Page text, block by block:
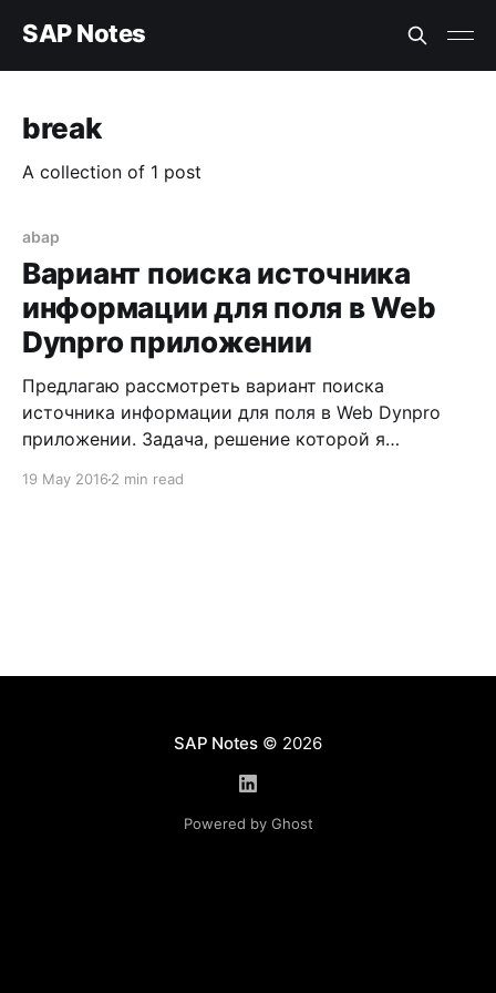
SAP Notes
break
A collection of 1 post
abap
Вариант поиска источника
информации для поля в Web
Dynpro приложении
Предлагаю рассмотреть вариант поиска
источника информации для поля в Web Dynpro
приложении. Задача, решение которой я
выглядеть следующим образом: в Web Dynpro
19 May 2016 2 min read
SAP Notes© 2026
Powered by Ghost